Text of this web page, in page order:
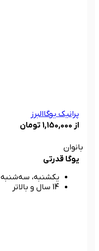
پرانیک یوگاالبرز
از 1,150,000 تومان
بانوان
یوگا قدرتی
یکشنبه، سه‌شنبه
14 سال و بالاتر